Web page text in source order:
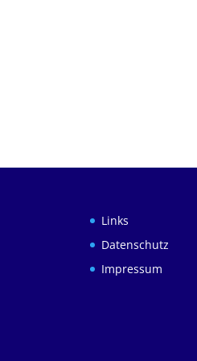
Links
Datenschutz
Impressum